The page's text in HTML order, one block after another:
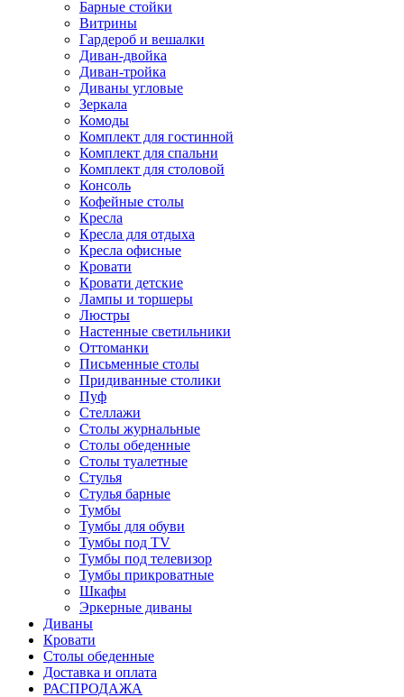
Барные стойки
Витрины
Гардероб и вешалки
Диван-двойка
Диван-тройка
Диваны угловые
Зеркала
Комоды
Комплект для гостинной
Комплект для спальни
Комплект для столовой
Консоль
Кофейные столы
Кресла
Кресла для отдыха
Кресла офисные
Кровати
Кровати детские
Лампы и торшеры
Люстры
Настенные светильники
Оттоманки
Письменные столы
Придиванные столики
Пуф
Стеллажи
Столы журнальные
Столы обеденные
Столы туалетные
Стулья
Стулья барные
Тумбы
Тумбы для обуви
Тумбы под TV
Тумбы под телевизор
Тумбы прикроватные
Шкафы
Эркерные диваны
Диваны
Кровати
Столы обеденные
Доставка и оплата
РАСПРОДАЖА